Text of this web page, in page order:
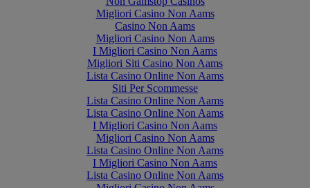
Migliori Casino Non Aams
Casino Non Aams
Migliori Casino Non Aams
I Migliori Casino Non Aams
Migliori Siti Casino Non Aams
Lista Casino Online Non Aams
Siti Per Scommesse
Lista Casino Online Non Aams
Lista Casino Online Non Aams
I Migliori Casino Non Aams
Migliori Casino Non Aams
Lista Casino Online Non Aams
I Migliori Casino Non Aams
Lista Casino Online Non Aams